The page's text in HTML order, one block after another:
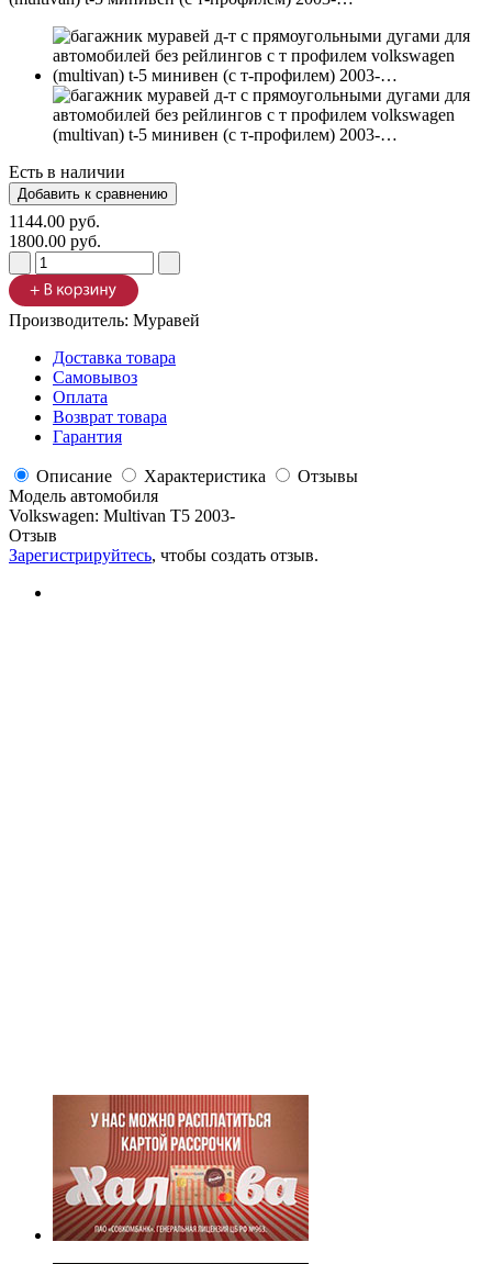
Есть в наличии
1144.00 руб.
1800.00 руб.
Производитель: Муравей
Доставка товара
Самовывоз
Оплата
Возврат товара
Гарантия
Описание Характеристика
Отзывы
Модель автомобиля
Volkswagen: Multivan T5 2003-
Отзыв
Зарегистрируйтесь, чтобы создать отзыв.